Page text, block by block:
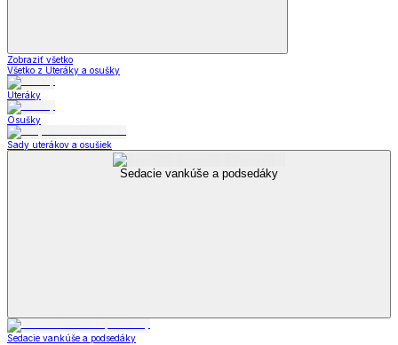
Zobraziť všetko
Všetko z Uteráky a osušky
Uteráky
Osušky
Sady uterákov a osušiek
Sedacie vankúše a podsedáky
Sedacie vankúše a podsedáky